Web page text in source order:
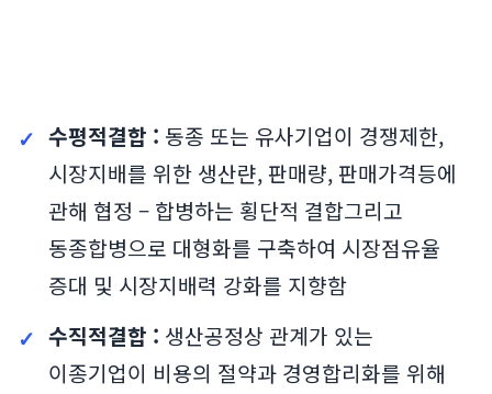
수평적결합 : 동종 또는 유사기업이 경쟁제한,
시장지배를 위한 생산랸, 판매량, 판매가격등에
관해 협정 – 합병하는 횡단적 결합그리고
동종합병으로 대형화를 구축하여 시장점유율
증대 및 시장지배력 강화를 지향함
수직적결합 : 생산공정상 관계가 있는
이종기업이 비용의 절약과 경영합리화를 위해